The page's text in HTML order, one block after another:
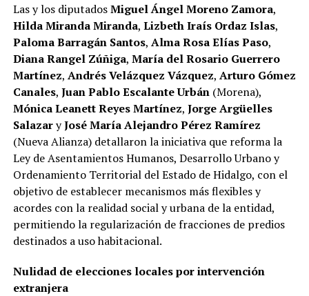
Las y los diputadosMiguel Ángel Moreno Zamora,
Hilda Miranda Miranda, Lizbeth Iraís Ordaz Islas,
Paloma Barragán Santos, Alma Rosa Elías Paso,
Diana Rangel Zúñiga, María del Rosario Guerrero
Martínez, Andrés Velázquez Vázquez, Arturo Gómez
Canales, Juan Pablo Escalante Urbán(Morena),
Mónica Leanett Reyes Martínez, Jorge Argüelles
SalazaryJosé María Alejandro Pérez Ramírez
(Nueva Alianza) detallaron la iniciativa que reforma la
Ley de Asentamientos Humanos, Desarrollo Urbano y
Ordenamiento Territorial del Estado de Hidalgo, con el
objetivo de establecer mecanismos más flexibles y
acordes con la realidad social y urbana de la entidad,
permitiendo la regularización de fracciones de predios
destinados a uso habitacional.
Nulidad de elecciones locales por intervención
extranjera